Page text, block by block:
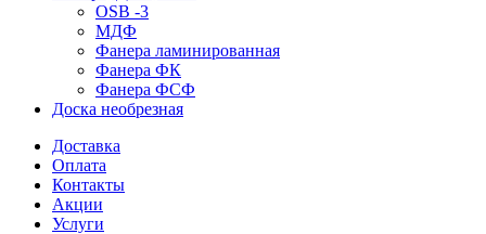
OSB -3
МДФ
Фанера ламинированная
Фанера ФК
Фанера ФСФ
Доска необрезная
Доставка
Оплата
Контакты
Акции
Услуги